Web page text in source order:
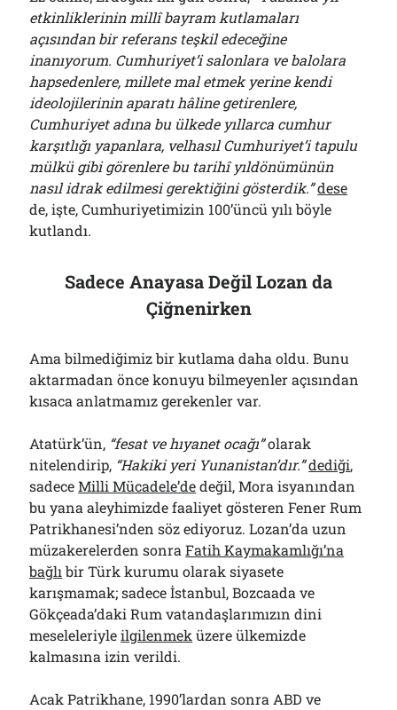
etkinliklerinin millî bayram kutlamaları
açısından bir referans teşkil edeceğine
inanıyorum. Cumhuriyet’i salonlara ve balolara
hapsedenlere, millete mal etmek yerine kendi
ideolojilerinin aparatı hâline getirenlere,
Cumhuriyet adına bu ülkede yıllarca cumhur
karşıtlığı yapanlara, velhasıl Cumhuriyet’i tapulu
mülkü gibi görenlere bu tarihî yıldönümünün
nasıl idrak edilmesi gerektiğini gösterdik.”dese
de, işte, Cumhuriyetimizin 100’üncü yılı böyle
kutlandı.
Sadece Anayasa Değil Lozan da
Çiğnenirken
Ama bilmediğimiz bir kutlama daha oldu. Bunu
aktarmadan önce konuyu bilmeyenler açısından
kısaca anlatmamız gerekenler var.
Atatürk’ün, “fesat ve hıyanet ocağı”olarak
nitelendirip, “Hakiki yeri Yunanistan’dır.”dediği,
sadeceMilli Mücadele’dedeğil, Mora isyanından
bu yana aleyhimizde faaliyet gösteren Fener Rum
Patrikhanesi’nden söz ediyoruz. Lozan’da uzun
müzakerelerden sonraFatih Kaymakamlığı’na
bağlı bir Türk kurumu olarak siyasete
karışmamak; sadece İstanbul, Bozcaada ve
Gökçeada’daki Rum vatandaşlarımızın dini
meseleleriyleilgilenmek üzere ülkemizde
kalmasına izin verildi.
Acak Patrikhane, 1990’lardan sonra ABD ve